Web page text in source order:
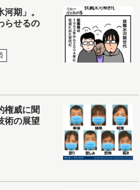
期」。
らせるの
権威に聞
術の展望